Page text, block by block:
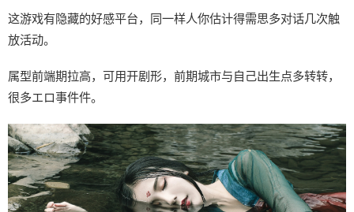
这游戏有隐藏的好感平台，同一样人你估计得需思多对话几次触
放活动。
属型前端期拉高，可用开剧形，前期城市与自己出生点多转转，
很多エロ事件件。